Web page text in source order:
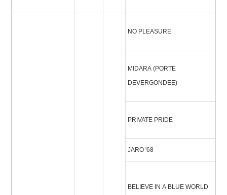
NO PLEASURE
MIDARA (PORTE
DEVERGONDEE)
PRIVATE PRIDE
JARO '68
BELIEVE IN A BLUE WORLD